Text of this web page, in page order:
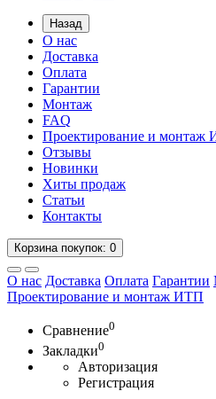
Назад
О нас
Доставка
Оплата
Гарантии
Монтаж
FAQ
Проектирование и монтаж
Отзывы
Новинки
Хиты продаж
Статьи
Контакты
Корзинапокупок: 0
О нас Доставка Оплата Гарантии
Проектирование и монтаж ИТП
Сравнение0
Закладки0
Авторизация
Регистрация